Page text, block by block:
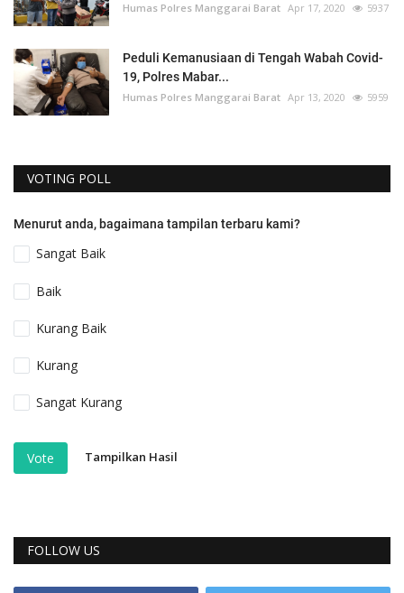
Humas Polres Manggarai Barat Apr 17, 2020 5937
Peduli Kemanusiaan di Tengah Wabah Covid-
19, Polres Mabar...
Humas Polres Manggarai Barat Apr 13, 2020 5959
VOTING POLL
Menurut anda, bagaimana tampilan terbaru kami?
Sangat Baik
Baik
Kurang Baik
Kurang
Sangat Kurang
Vote Tampilkan Hasil
FOLLOW US